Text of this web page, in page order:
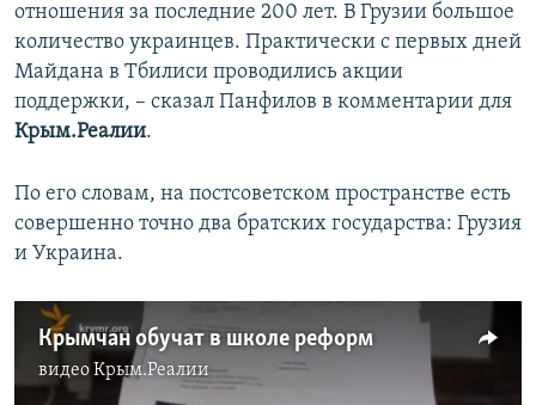
отношения за последние 200 лет. В Грузии большое
количество украинцев. Практически с первых дней
Майдана в Тбилиси проводились акции
поддержки, – сказал Панфилов в комментарии для
Крым.Реалии.
По его словам, на постсоветском пространстве есть
совершенно точно два братских государства: Грузия
и Украина.
Крымчан обучат в школе реформ
видеоКрым.Реалии